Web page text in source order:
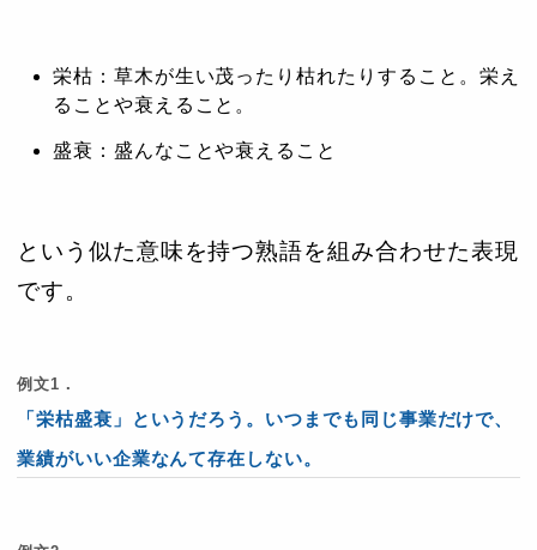
栄枯：草木が生い茂ったり枯れたりすること。栄え
ることや衰えること。
盛衰：盛んなことや衰えること
という似た意味を持つ熟語を組み合わせた表現
です。
例文1．
「栄枯盛衰」というだろう。いつまでも同じ事業だけで、
業績がいい企業なんて存在しない。